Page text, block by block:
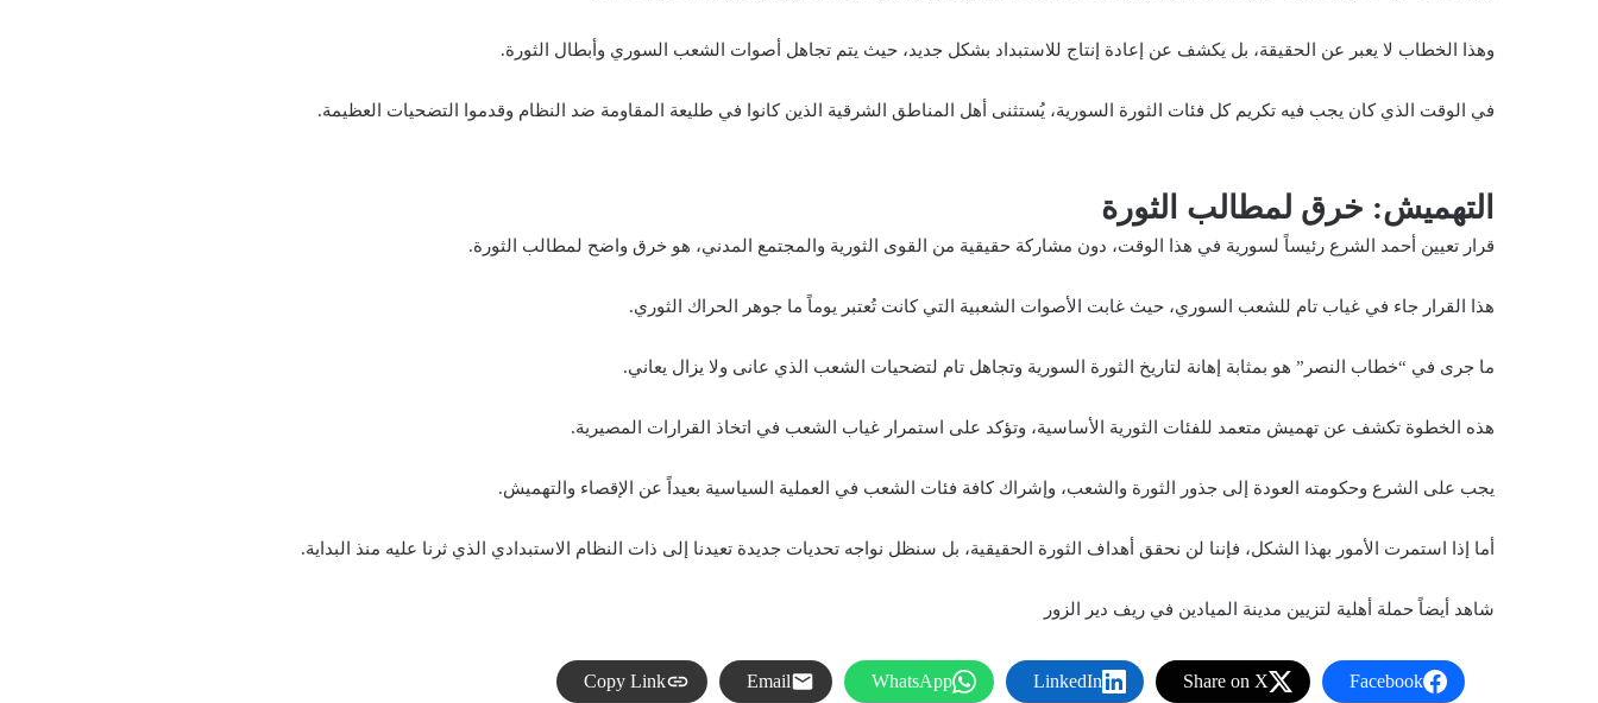
وهذا الخطاب لا يعبر عن الحقيقة، بل يكشف عن إعادة إنتاج للاستبداد بشكل جديد، حيث يتم تجاهل أصوات الشعب السوري وأبطال الثورة.
في الوقت الذي كان يجب فيه تكريم كل فئات الثورة السورية، يُستثنى أهل المناطق الشرقية الذين كانوا في طليعة المقاومة ضد النظام وقدموا التضحيات العظيمة.
التهميش: خرق لمطالب الثورة
قرار تعيين أحمد الشرع رئيساً لسورية في هذا الوقت، دون مشاركة حقيقية من القوى الثورية والمجتمع المدني، هو خرق واضح لمطالب الثورة.
هذا القرار جاء في غياب تام للشعب السوري، حيث غابت الأصوات الشعبية التي كانت تُعتبر يوماً ما جوهر الحراك الثوري.
ما جرى في “خطاب النصر” هو بمثابة إهانة لتاريخ الثورة السورية وتجاهل تام لتضحيات الشعب الذي عانى ولا يزال يعاني.
هذه الخطوة تكشف عن تهميش متعمد للفئات الثورية الأساسية، وتؤكد على استمرار غياب الشعب في اتخاذ القرارات المصيرية.
يجب على الشرع وحكومته العودة إلى جذور الثورة والشعب، وإشراك كافة فئات الشعب في العملية السياسية بعيداً عن الإقصاء والتهميش.
أما إذا استمرت الأمور بهذا الشكل، فإننا لن نحقق أهداف الثورة الحقيقية، بل سنظل نواجه تحديات جديدة تعيدنا إلى ذات النظام الاستبدادي الذي ثرنا عليه منذ البداية.
شاهد أيضاً حملة أهلية لتزيين مدينة الميادين في ريف دير الزور
Facebook
Share on X
LinkedIn
WhatsApp
Email
Copy Link